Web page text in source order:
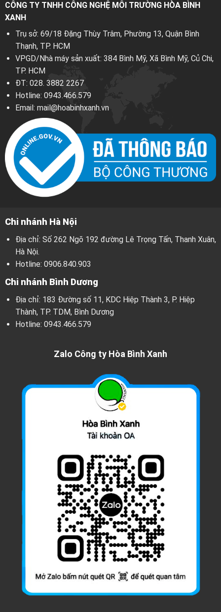
CÔNG TY TNHH CÔNG NGHỆ MÔI TRƯỜNG HÒA BÌNH
XANH
Trụ sở: 69/18 Đặng Thùy Trâm, Phường 13, Quận Bình
Thạnh, TP. HCM
VPGD/Nhà máy sản xuất: 384 Bình Mỹ, Xã Bình Mỹ, Củ Chi,
TP. HCM
ĐT: 028. 3882 2267
Hotline: 0943.466.579
Email: mail@hoabinhxanh.vn
Chi nhánh Hà Nội
Địa chỉ: Số 262 Ngõ 192 đường Lê Trọng Tấn, Thanh Xuân,
Hà Nội.
Hotline: 0906.840.903
Chi nhánh Bình Dương
Địa chỉ: 183 Đường số 11, KDC Hiệp Thành 3, P. Hiệp
Thành, TP. TDM, Bình Dương
Hotline: 0943.466.579
Zalo Công ty Hòa Bình Xanh